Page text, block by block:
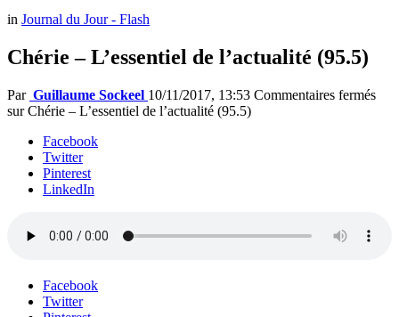
in Journal du Jour - Flash
Chérie – L’essentiel de l’actualité (95.5)
Par Guillaume Sockeel 10/11/2017, 13:53 Commentaires fermés
sur Chérie – L’essentiel de l’actualité (95.5)
Facebook
Twitter
Pinterest
LinkedIn
Facebook
Twitter